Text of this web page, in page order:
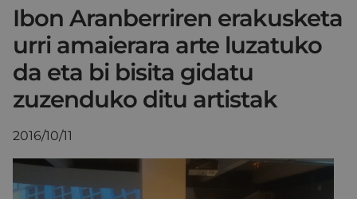
Ibon Aranberriren erakusketa
urri amaierara arte luzatuko
da eta bi bisita gidatu
zuzenduko ditu artistak
2016/10/11